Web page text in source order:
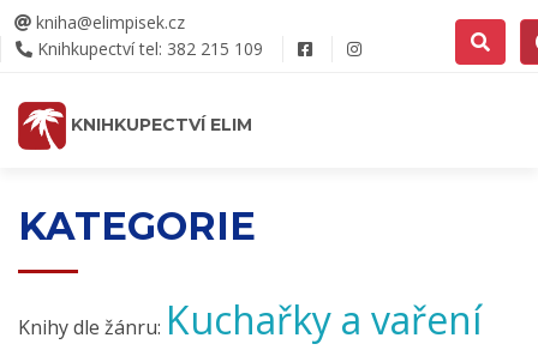
kniha@elimpisek.cz
Knihkupectví tel: 382 215 109
KNIHKUPECTVÍ ELIM
KATEGORIE
Knihy dle žánru: Kuchařky a vaření